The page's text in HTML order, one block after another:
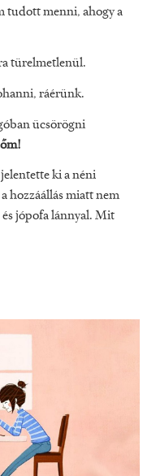
tudott menni, ahogy a
türelmetlenül.
ráérünk.
ücsörögni
ki a néni
hozzáállás miatt nem
és jópofa lánnyal. Mit